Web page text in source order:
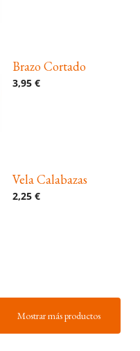
Brazo Cortado
3,95 €
Vela Calabazas
2,25 €
Mostrar más productos